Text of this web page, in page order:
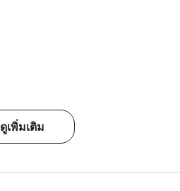
ดูเพิ่มเติม